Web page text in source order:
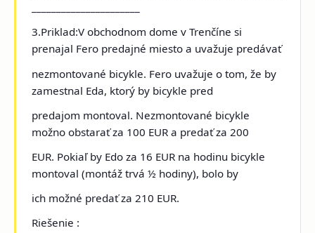
3.Priklad:V obchodnom dome v Trenčíne si
prenajal Fero predajné miesto a uvažuje predávať
nezmontované bicykle. Fero uvažuje o tom, že by
zamestnal Eda, ktorý by bicykle pred
predajom montoval. Nezmontované bicykle
možno obstarať za 100 EUR a predať za 200
EUR. Pokiaľ by Edo za 16 EUR na hodinu bicykle
montoval (montáž trvá ½ hodiny), bolo by
ich možné predať za 210 EUR.
Riešenie :